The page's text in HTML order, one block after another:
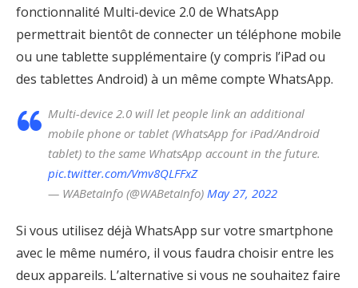
fonctionnalité Multi-device 2.0 de WhatsApp
permettrait bientôt de connecter un téléphone mobile
ou une tablette supplémentaire (y compris l’iPad ou
des tablettes Android) à un même compte WhatsApp.
Multi-device 2.0 will let people link an additional
mobile phone or tablet (WhatsApp for iPad/Android
tablet) to the same WhatsApp account in the future.
pic.twitter.com/Vmv8QLFFxZ
— WABetaInfo (@WABetaInfo) May 27, 2022
Si vous utilisez déjà WhatsApp sur votre smartphone
avec le même numéro, il vous faudra choisir entre les
deux appareils. L’alternative si vous ne souhaitez faire